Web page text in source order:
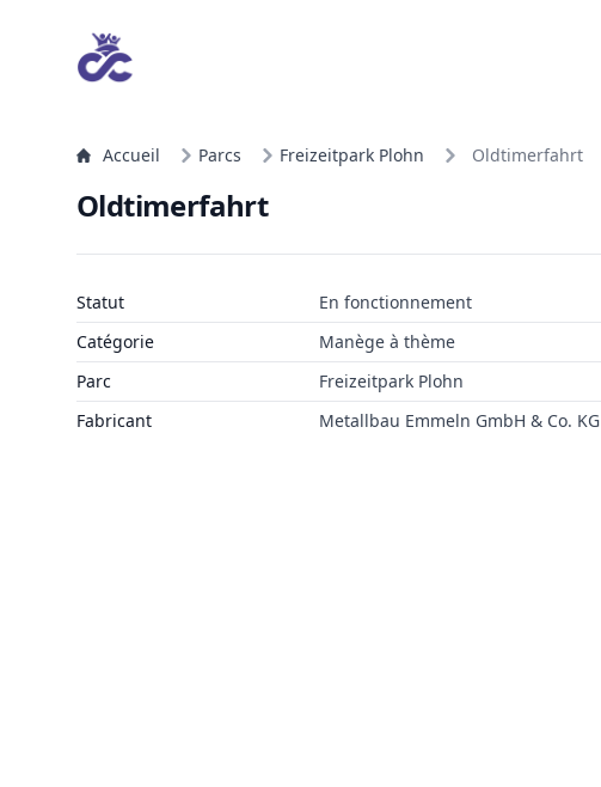
Accueil Parcs Freizeitpark Plohn Oldtimerfahrt
Oldtimerfahrt
Statut
En fonctionnement
Catégorie
Manège à thème
Parc
Freizeitpark Plohn
Fabricant
Metallbau Emmeln GmbH & Co. KG